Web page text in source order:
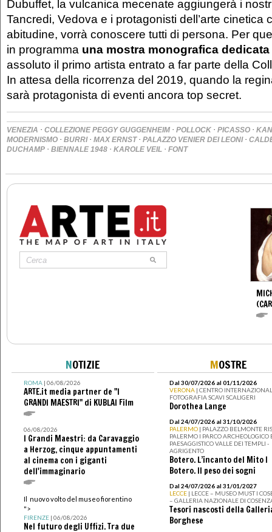
Dubuffet, la vulcanica mecenate aggiungerà i
Tancredi, Vedova e i protagonisti dell’arte cinetica
abitudine, vorrà conoscere tutti di persona. Per
in programma una mostra monografica dedicata
assoluto il primo artista entrato a far parte della
In attesa della ricorrenza del 2019, quando la
sarà protagonista di eventi ancora top secret.
VENEZIA · COLLEZIONE PEGGY GUGGENHEIM · POLLOCK · PICASSO ·
MODERNISMO · BURRI· MAX ERNST· PALAZZO VENIER DEI LEONI·
DUCHAMP · BIENNALE 1948 · KAROLE VEIL · FONT
NOTIZIE
ROMA| 06/08/2026
ARTE.it media partner de "I
GRANDI MAESTRI" di KUBLAI Film
06/08/2026
I Grandi Maestri: da Caravaggio
a Herzog, cinque appuntamenti
al cinema con i giganti
dell'immaginario
Il nuovo volto del museo fiorentino
">
FIRENZE| 06/08/2026
Nel futuro degli Uffizi. Tra due
MOSTRE
Dal 30/07/2026 al 01/11/2026
VERONA | CENTRO
FOTOGRAFIA SCAVI SCALIGERI
Dorothea Lange
Dal 24/07/2026 al 31/10/2026
PALERMO | PALAZZO BELMONTE
PALERMO I PARCO ARCHEOLOGICO
PAESAGGISTICO VALLE DEI TEMPLI -
AGRIGENTO
Botero. L’incanto del Mito I
Botero. Il peso dei sogni
Dal 24/07/2026 al 31/01/2027
LECCE | LECCE – MUSEO MUST I
– GALLERIA NAZIONALE DI
Tesori nascosti della
Borghese